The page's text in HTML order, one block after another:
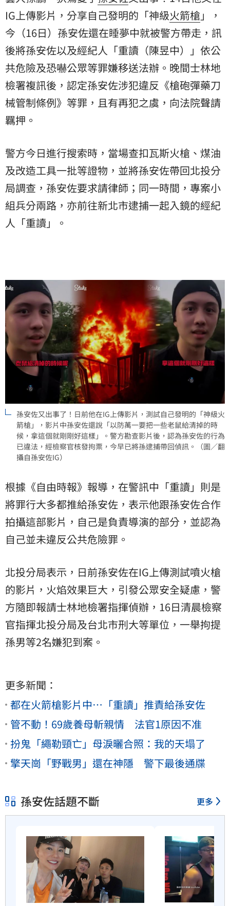
IG上傳影片，分享自己發明的「神級火箭槍 」，
今（16日）孫安佐還在睡夢中就被警方帶走，訊
後將孫安佐以及經紀人「重讀（陳昱中）」依公
共危險及恐嚇公眾等罪嫌移送法辦。晚間士林地
檢署複訊後，認定孫安佐涉犯違反《槍砲彈藥刀
械管制條例》等罪，且有再犯之虞，向法院聲請
羈押。
警方今日進行搜索時，當場查扣瓦斯火槍、煤油
及改造工具一批等證物，並將孫安佐帶回北投分
局調查，孫安佐要求請律師；同一時間，專案小
組兵分兩路，亦前往新北市逮捕一起入鏡的經紀
人「重讀」。
孫安佐又出事了！日前他在IG上傳影片，測試自己發明的「神級火
箭槍」，影片中孫安佐還說「以防萬一要把一些老鼠給清掉的時
候，拿這個就剛剛好這樣」。警方勘查影片後，認為孫安佐的行為
已違法，經檢察官核發拘票，今早已將孫逮捕帶回偵訊。（圖／翻
攝自孫安佐IG）
根據《自由時報》報導，在警訊中「重讀」則是
將罪行大多都推給孫安佐，表示他跟孫安佐合作
拍攝這部影片，自己是負責導演的部分，並認為
自己並未違反公共危險罪。
北投分局表示，日前孫安佐在IG上傳測試噴火槍
的影片，火焰效果巨大，引發公眾安全疑慮，警
方隨即報請士林地檢署指揮偵辦，16日清晨檢察
官指揮北投分局及台北市刑大等單位，一舉拘提
孫男等2名嫌犯到案。
更多新聞：
都在火箭槍影片中…「重讀」推責給孫安佐
管不動！69歲養母斬親情 法官1原因不准
扮鬼「繩勒頸亡」母淚曬合照：我的天塌了
擎天崗「野戰男」還在神隱 警下最後通牒
孫安佐話題不斷 更多